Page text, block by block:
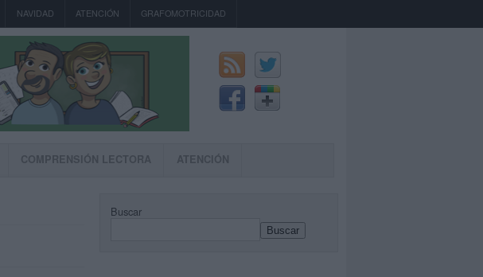
NAVIDAD ATENCIÓN GRAFOMOTRICIDAD
COMPRENSIÓN LECTORA ATENCIÓN
Buscar
Buscar